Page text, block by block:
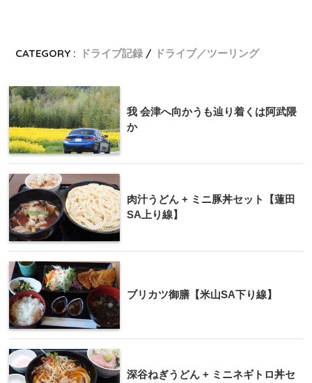
CATEGORY : ドライブ記録 ドライブ／ツーリング
我 会津へ向かうも辿り着くは阿武隈
か
肉汁うどん + ミニ豚丼セット【蓮田
SA上り線】
ブリカツ御膳【米山SA下り線】
深谷ねぎうどん + ミニネギトロ丼セ